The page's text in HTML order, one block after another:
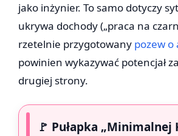
jako inżynier. To samo dotyczy
ukrywa dochody („praca na
rzetelnie przygotowany pozew
powinien wykazywać potencjał
drugiej strony.
🚩 Pułapka „Minimalnej